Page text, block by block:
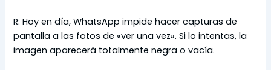
R: Hoy en día, WhatsApp impide hacer capturas de
pantalla a las fotos de «ver una vez». Si lo intentas, la
imagen aparecerá totalmente negra o vacía.